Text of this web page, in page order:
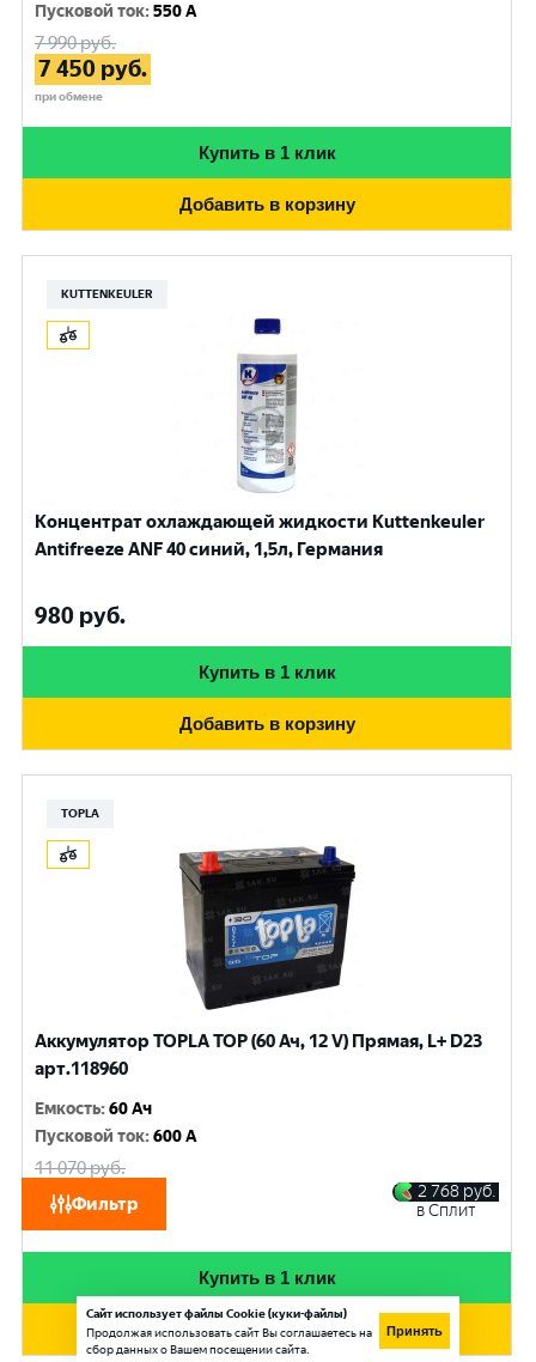
Фильтр
Пусковой ток:550 A
7 990руб.
7 450 руб.
при обмене
Купить в 1 клик
Добавить в корзину
KUTTENKEULER
Концентрат охлаждающей жидкости Kuttenkeuler
Antifreeze ANF 40 синий, 1,5л, Германия
980 руб.
Купить в 1 клик
Добавить в корзину
TOPLA
Аккумулятор TOPLA TOP (60 Ач, 12 V) Прямая, L+ D23
арт.118960
Емкость:60 Ач
Пусковой ток:600 A
11 070руб.
10 530руб. 2 768 руб.
в Сплит
Купить в 1 клик
Добавить в корзину
Сайт использует файлы Cookie (куки-файлы)
Продолжая использовать сайт Вы соглашаетесь на
сбор данных о Вашем посещении сайта.
Принять